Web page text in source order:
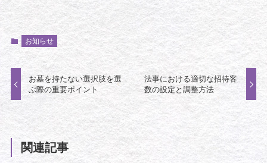
お知らせ
お墓を持たない選択肢を選
ぶ際の重要ポイント
法事における適切な招待客
数の設定と調整方法
関連記事